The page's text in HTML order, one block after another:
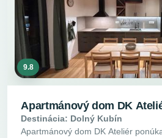
9.8
Apartmánový dom DK
Destinácia: Dolný Kubín
Apartmánový dom DK Ateliér